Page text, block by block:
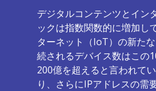
デジタルコンテンツとイン
ックは指数関数的に増加し
ターネット（IoT）の新た
続されるデバイス数はこの
200億を超えると言われて
り、さらにIPアドレスの需